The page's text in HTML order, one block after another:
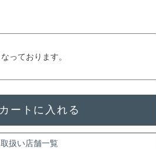
っております。
取扱い店舗一覧